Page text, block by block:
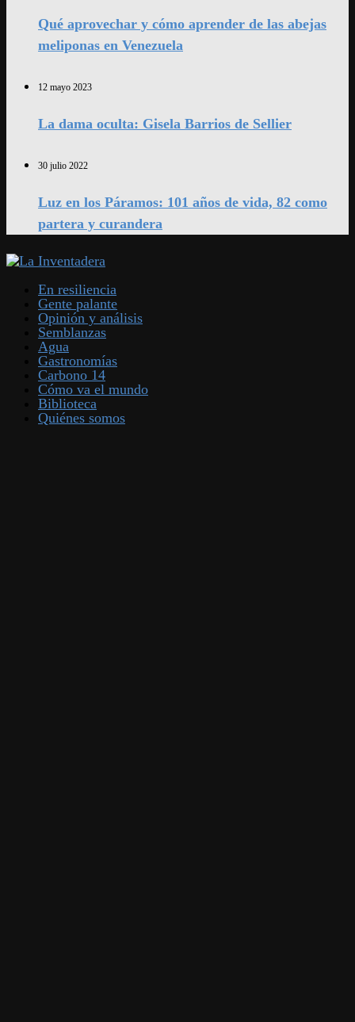
Qué aprovechar y cómo aprender de las abejas
meliponas en Venezuela
12 mayo 2023
La dama oculta: Gisela Barrios de Sellier
30 julio 2022
Luz en los Páramos: 101 años de vida, 82 como
partera y curandera
En resiliencia
Gente palante
Opinión y análisis
Semblanzas
Agua
Gastronomías
Carbono 14
Cómo va el mundo
Biblioteca
Quiénes somos